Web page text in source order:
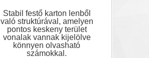
Stabil festő karton lenből
való struktúrával, amelyen
pontos keskeny terület
vonalak vannak kijelölve
könnyen olvasható
számokkal.